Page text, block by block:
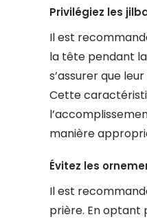
Privilégiez les
Il est
la tête pendant
s’assurer que
Cette
manière
Évitez les
Il est
prière. En optant